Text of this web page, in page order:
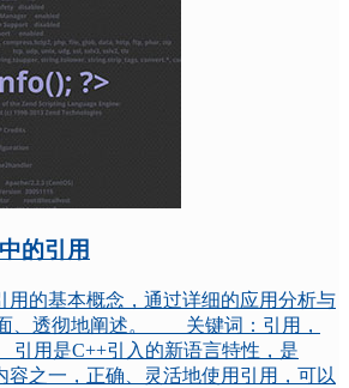
的引用
的基本概念，通过详细的应用分析与
、透彻地阐述。 关键词：引用，
用是C++引入的新语言特性，是
容之一，正确、灵活地使用引用，可以